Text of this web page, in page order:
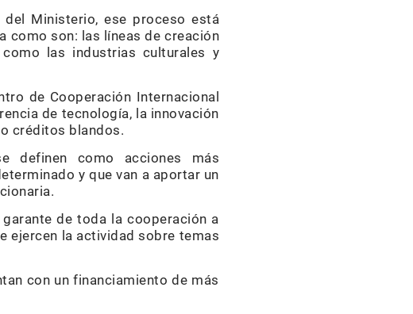
del Ministerio, ese proceso está
como son: las líneas de creación
las industrias culturales y
de Cooperación Internacional
de tecnología, la innovación
créditos blandos.
definen como acciones más
y que van a aportar un
de toda la cooperación a
ejercen la actividad sobre temas
con un financiamiento de más